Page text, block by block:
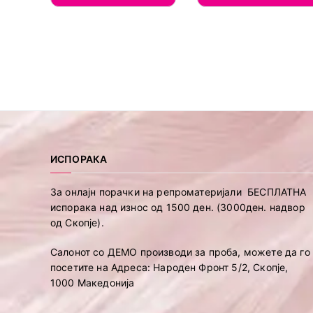
ИСПОРАКА
За онлајн порачки на репроматеријали БЕСПЛАТНА
испорака над износ од 1500 ден. (3000ден. надвор
од Скопје).
Салонот со ДЕМО производи за проба, можете да го
посетите на Адреса: Народен Фронт 5/2, Скопје,
1000 Македонија